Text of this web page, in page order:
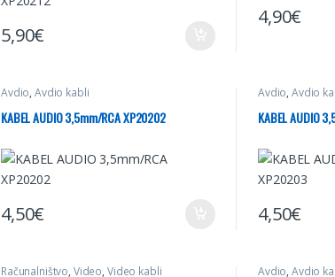
5,90€
4,90€
Avdio,Avdio kabli
KABEL AUDIO 3,5mm/RCA XP20202
4,50€
Avdio,Avdio
KABEL AUDIO
4,50€
Računalništvo, Video, Video kabli Avdio,Avdio